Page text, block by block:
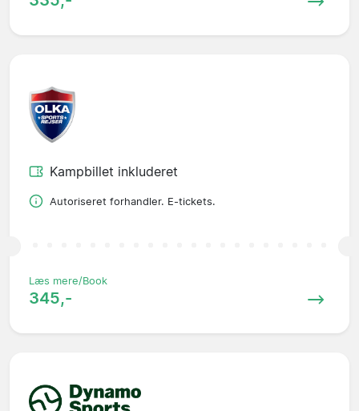
Kampbillet inkluderet
Autoriseret forhandler. E-tickets.
Læs mere/Book
345,-